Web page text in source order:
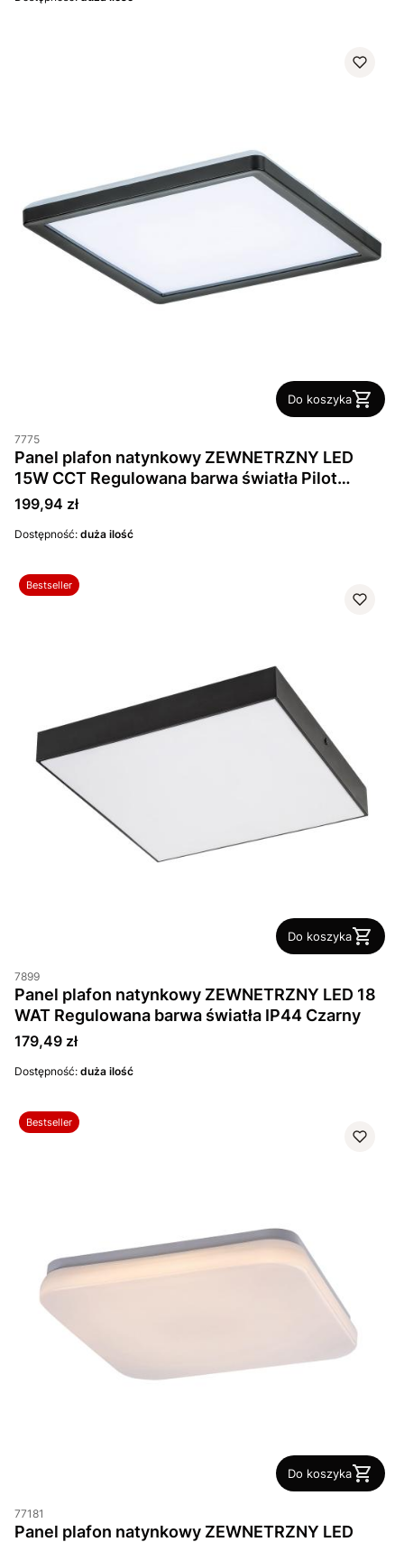
Do koszyka
7775
Panel plafon natynkowy ZEWNETRZNY LED
15W CCT Regulowana barwa światła Pilot
Cena
199,94 zł
Dostępność: duża ilość
Bestseller
Do koszyka
7899
Panel plafon natynkowy ZEWNETRZNY LED 18
WAT Regulowana barwa światła IP44 Czarny
Cena
179,49 zł
Dostępność: duża ilość
Bestseller
Do koszyka
77181
Panel plafon natynkowy ZEWNETRZNY LED